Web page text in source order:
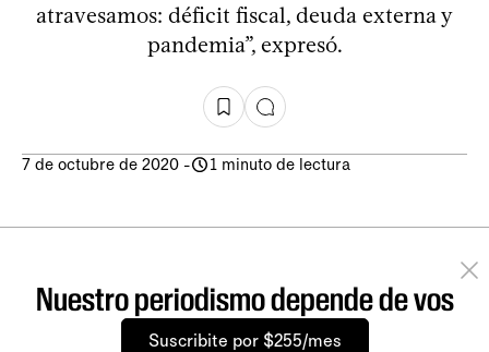
atravesamos: déficit fiscal, deuda externa y
pandemia”, expresó.
7 de octubre de 2020 - 1 minuto de lectura
Nuestro periodismo depende de vos
Suscribite por $255/mes